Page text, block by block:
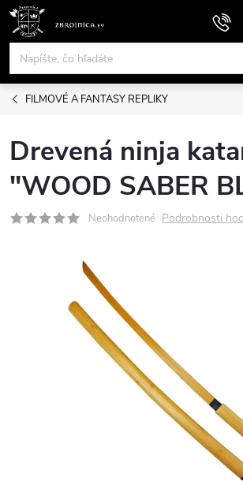
Prejsť
obsah
FILMOVÉ A FANTASY REPLIKY
Drevená ninja
"WOOD SABER
Neohodnotené Podrobnosti